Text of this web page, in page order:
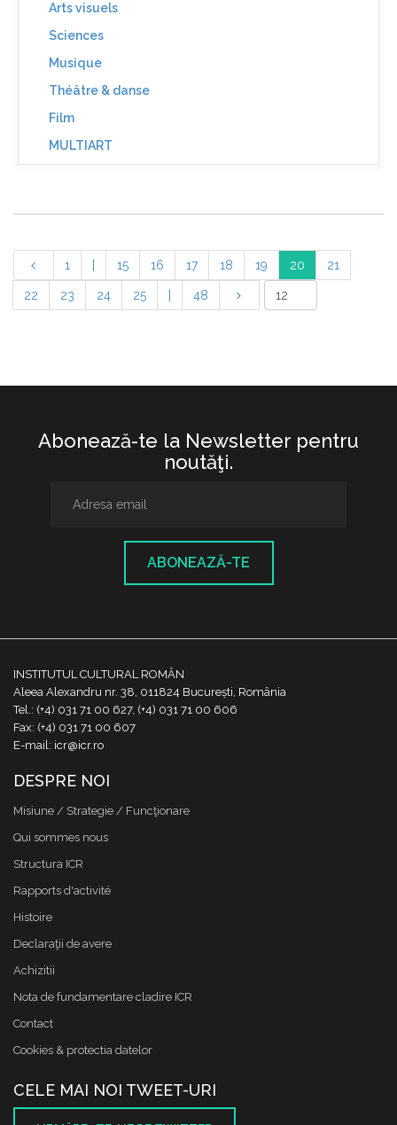
Arts visuels
Sciences
Musique
Théâtre & danse
Film
MULTIART
1 15 16 17 18 19 20 21
22 23 24 25 48
Abonează-te la Newsletter pentru
noutăţi.
ABONEAZĂ-TE
INSTITUTUL CULTURAL ROMÂN
Aleea Alexandru nr. 38, 011824 București, România
Tel.: (+4) 031 71 00 627, (+4) 031 71 00 606
Fax: (+4) 031 71 00 607
E-mail: icr@icr.ro
DESPRE NOI
Misiune / Strategie / Funcţionare
Qui sommes nous
Structura ICR
Rapports d'activité
Histoire
Declaraţii de avere
Achizitii
Nota de fundamentare cladire ICR
Contact
Cookies & protectia datelor
CELE MAI NOI TWEET-URI